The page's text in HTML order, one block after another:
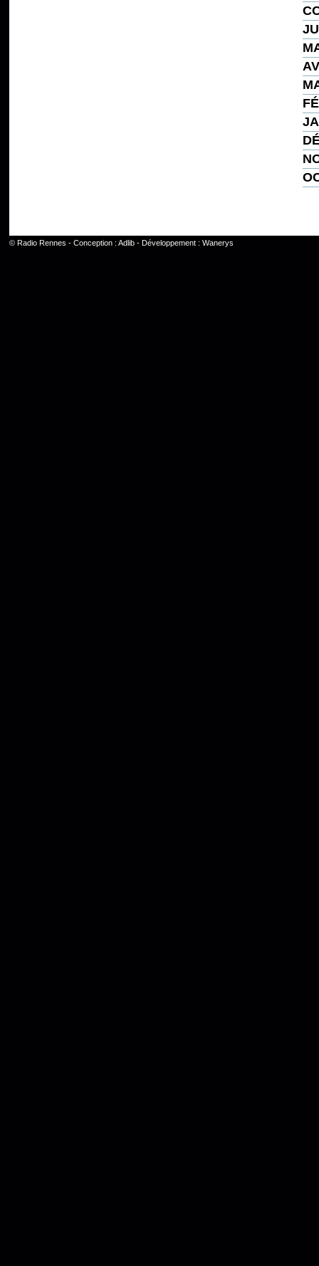
© Radio Rennes - Conception : Adlib- Développement : Wanerys